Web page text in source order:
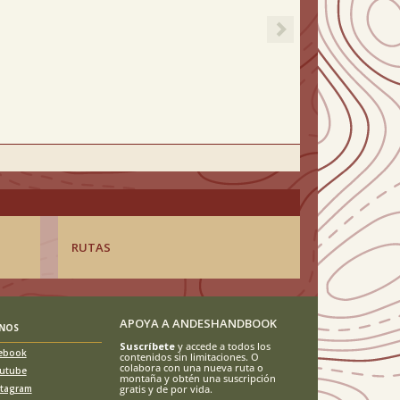
RUTAS
APOYA A ANDESHANDBOOK
Suscríbetey accede a todos los
contenidos sin limitaciones. O
colabora con una nueva ruta o
montaña y obtén una suscripción
gratis y de por vida.